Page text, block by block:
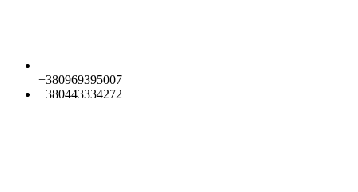
+380969395007
+380443334272